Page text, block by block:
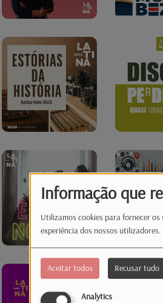
Informação que
Utilizamos cookies para fornecer
experiência dos nossos utilizadores.
Aceitar todos Recusar tudo
Analytics